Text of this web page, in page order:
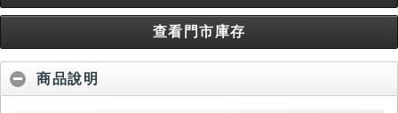
查看門市庫存
商品說明